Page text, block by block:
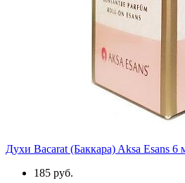
Духи Bacarat (Баккара) Aksa Esans 6
185 руб.